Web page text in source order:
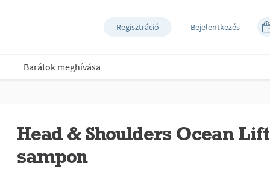
Regisztráció Bejelentkezés
Barátok meghívása
Head & Shoulders Ocean Lift
sampon